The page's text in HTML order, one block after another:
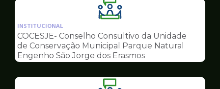
Ilustração
da
pagina
de
Conselhos
INSTITUCIONAL
COCESJE- Conselho Consultivo da Unidade
de Conservação Municipal Parque Natural
Engenho São Jorge dos Erasmos